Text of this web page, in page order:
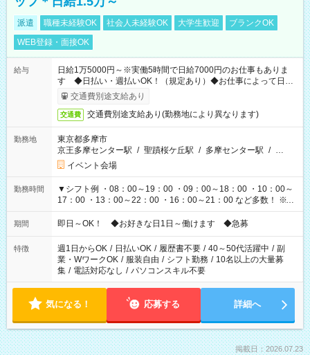
派遣 職種未経験OK 社会人未経験OK 大学生歓迎
ブランクOK
WEB登録・面接OK
給与
日給1万5000円～※実働5時間で日給7000円のお仕事もありま
す ◆日払い・週払いOK！（規定あり）◆お仕事によって日給
も異なります
交通費別途支給あり
交通費 交通費別途支給あり(勤務地により異なります)
勤務地
東京都多摩市
京王多摩センター駅 / 聖蹟桜ケ丘駅 / 多摩センター駅 / …
イベント会場
勤務時間
▼シフト例 ・08：00～19：00 ・09：00～18：00 ・10：00～
17：00 ・13：00～22：00 ・16：00～21：00 など多数！ ※お
仕事により勤務時間が異なります
期間 即日～OK！ ◆お好きな日1日～働けます ◆急募
特徴 週1日からOK / 日払いOK / 履歴書不要 / 40～50代活躍中 / 副
業・WワークOK / 服装自由 / シフト勤務 / 10名以上の大量募
集 / 電話対応なし / パソコンスキル不要
気になる！ 応募する 詳細へ
掲載日：2026.07.23